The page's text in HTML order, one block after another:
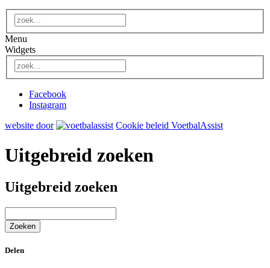
Menu
Widgets
Facebook
Instagram
website door
Cookie beleid VoetbalAssist
Uitgebreid zoeken
Uitgebreid zoeken
Delen